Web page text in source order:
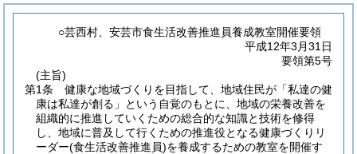
○芸西村、安芸市食生活改善推進員養成教室開催要領
平成12年3月31日
要領第5号
(主旨)
第1条
健康な地域づくりを目指して、地域住民が「私達の健
康は私達が創る」という自覚のもとに、地域の栄養改善を
組織的に推進していくための総合的な知識と技術を修得
し、地域に普及して行くための推進役となる健康づくりリ
ーダー(食生活改善推進員)を養成するための教室を開催す